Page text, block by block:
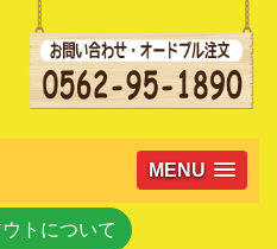
MENU
トについて